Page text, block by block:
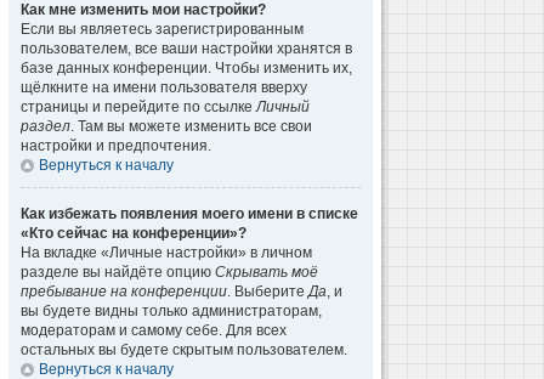
Как мне изменить мои настройки?
Если вы являетесь зарегистрированным
пользователем, все ваши настройки хранятся в
базе данных конференции. Чтобы изменить их,
щёлкните на имени пользователя вверху
страницы и перейдите по ссылкеЛичный
раздел. Там вы можете изменить все свои
настройки и предпочтения.
Вернуться к началу
Как избежать появления моего имени в списке
«Кто сейчас на конференции»?
На вкладке «Личные настройки» в личном
разделе вы найдёте опцию Скрывать моё
пребывание на конференции. ВыберитеДа, и
вы будете видны только администраторам,
модераторам и самому себе. Для всех
остальных вы будете скрытым пользователем.
Вернуться к началу